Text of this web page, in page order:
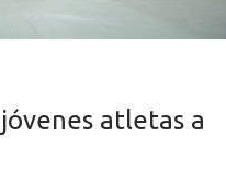
atletas a